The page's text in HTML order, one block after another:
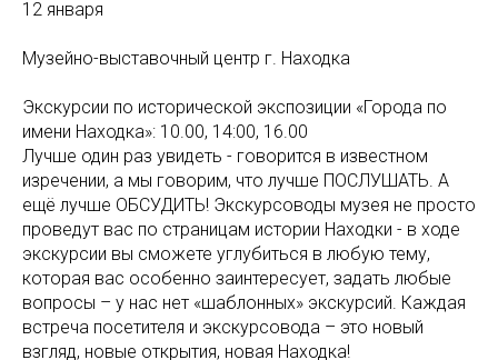
12 января
Музейно-выставочный центр г. Находка
Экскурсии по исторической экспозиции «Города по
имени Находка»: 10.00, 14:00, 16.00
Лучше один раз увидеть - говорится в известном
изречении, а мы говорим, что лучше ПОСЛУШАТЬ. А
ещё лучше ОБСУДИТЬ! Экскурсоводы музея не просто
проведут вас по страницам истории Находки - в ходе
экскурсии вы сможете углубиться в любую тему,
которая вас особенно заинтересует, задать любые
вопросы – у нас нет «шаблонных» экскурсий. Каждая
встреча посетителя и экскурсовода – это новый
взгляд, новые открытия, новая Находка!